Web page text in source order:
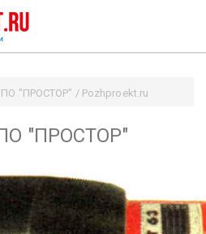
"ПРОСТОР" / Pozhproekt.ru
"ПРОСТОР"